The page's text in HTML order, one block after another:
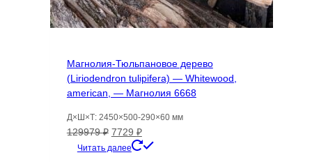
Магнолия-Тюльпановое дерево
(Liriodendron tulipifera) — Whitewood,
american, — Магнолия 6668
Д×Ш×Т: 2450×500-290×60 мм
129979₽ Первоначальная
цена
7729 ₽Текущая
цена:
Читать далее